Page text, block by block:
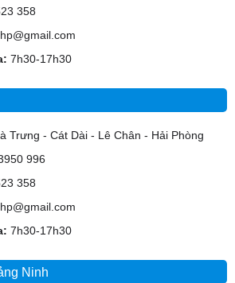
358
7h30-17h30
Trưng - Cát Dài - Lê Chân - Hải Phòng
996
358
7h30-17h30
Ninh